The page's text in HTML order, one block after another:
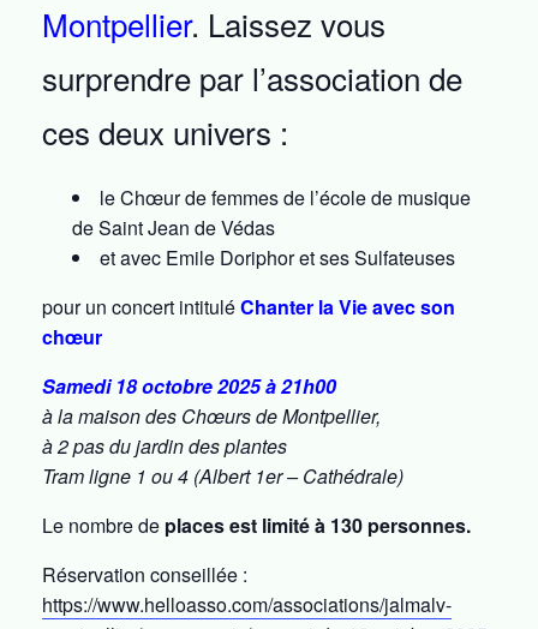
Montpellier. Laissez vous
surprendre par l’association de
ces deux univers :
le Chœur de femmes de l’école de musique
de Saint Jean de Védas
et avec Emile Doriphor et ses Sulfateuses
pour un concert intituléChanter la Vie avec son
chœur
Samedi 18 octobre 2025 à 21h00
à la maison des Chœurs de Montpellier,
à 2 pas du jardin des plantes
Tram ligne 1 ou 4 (Albert 1er – Cathédrale)
Le nombre de places est limité à 130 personnes.
Réservation conseillée :
https://www.helloasso.com/associations/jalmalv-